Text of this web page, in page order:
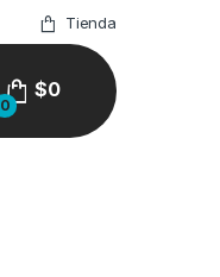
Tienda
0
$0